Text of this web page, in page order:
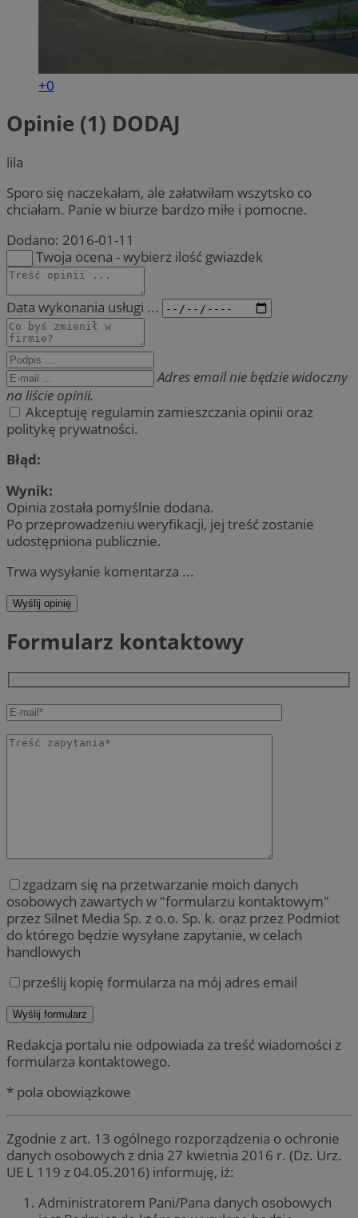
+0
Opinie (1) DODAJ
lila
Sporo się naczekałam, ale załatwiłam wszytsko co
chciałam. Panie w biurze bardzo miłe i pomocne.
Dodano: 2016-01-11
Twoja ocena - wybierz ilość gwiazdek
Data wykonania usługi ...
Adres email nie będzie widoczny
na liście opinii.
Akceptuję regulamin zamieszczania opinii oraz
politykę prywatności.
Błąd:
Wynik:
Opinia została pomyślnie dodana.
Po przeprowadzeniu weryfikacji, jej treść zostanie
udostępniona publicznie.
Trwa wysyłanie komentarza ...
Wyślij opinię
Formularz kontaktowy
zgadzam się na przetwarzanie moich danych
osobowych zawartych w "formularzu kontaktowym"
przez Silnet Media Sp. z o.o. Sp. k. oraz przez Podmiot
do którego będzie wysyłane zapytanie, w celach
handlowych
prześlij kopię formularza na mój adres email
Redakcja portalu nie odpowiada za treść wiadomości z
formularza kontaktowego.
* pola obowiązkowe
Zgodnie z art. 13 ogólnego rozporządzenia o ochronie
danych osobowych z dnia 27 kwietnia 2016 r. (Dz. Urz.
UE L 119 z 04.05.2016) informuję, iż:
Administratorem Pani/Pana danych osobowych